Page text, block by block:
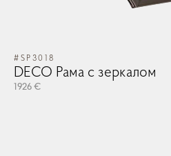
#SP3018
DECO Рама с зеркалом
1926 €